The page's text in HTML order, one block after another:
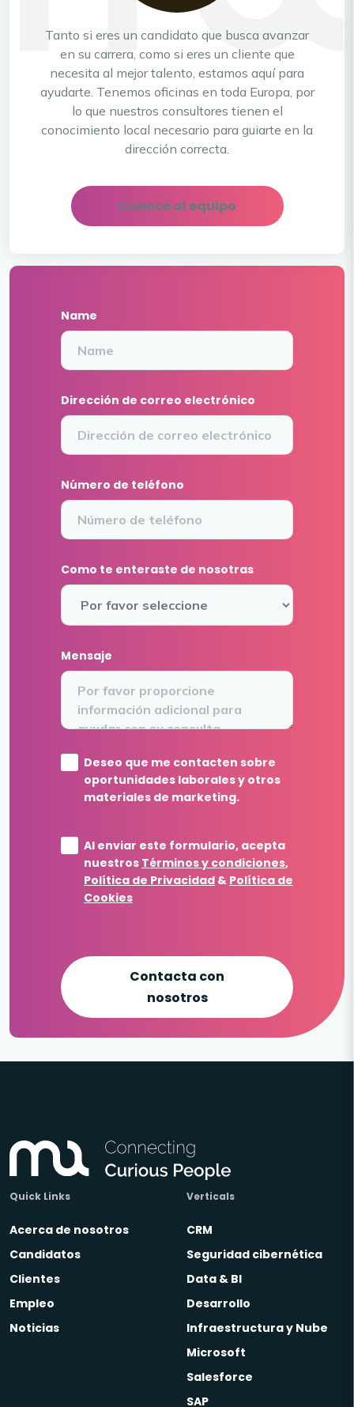
Tanto si eres un candidato que busca avanzar
en su carrera, como si eres un cliente que
necesita al mejor talento, estamos aquí para
ayudarte. Tenemos oficinas en toda Europa, por
lo que nuestros consultores tienen el
conocimiento local necesario para guiarte en la
dirección correcta.
Conoce al equipo
Name
Dirección de correo electrónico
Número de teléfono
Como te enteraste de nosotras
Mensaje
Deseo que me contacten sobre
oportunidades laborales y otros
materiales de marketing.
Al enviar este formulario, acepta
nuestros Términos y condiciones,
Política de Privacidad & Política de
Cookies
Contacta con
nosotros
Quick Links
Acerca de nosotros
Candidatos
Clientes
Empleo
Noticias
Verticals
CRM
Seguridad cibernética
Data & BI
Desarrollo
Infraestructura y Nube
Microsoft
Salesforce
SAP